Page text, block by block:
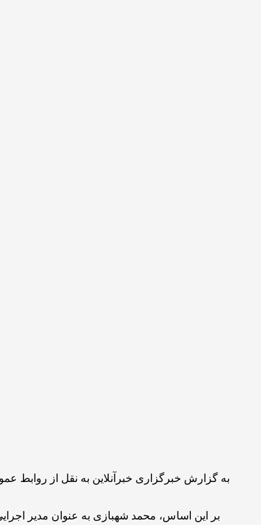
به گزارش خبرگزاری خبرآنلاین به نقل از روابط
بر این اساس، محمد شهبازی به عنوان مدیر